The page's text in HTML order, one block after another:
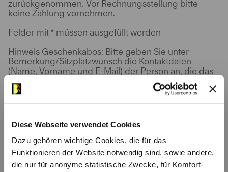
Diese Webseite verwendet Cookies
Dazu gehören wichtige Cookies, die für das
Funktionieren der Website notwendig sind, sowie andere,
die nur für anonyme statistische Zwecke, für Komfort-
zurückgenommen. Vor Rechnungsstellung bitte
keine Zahlung vornehmen.
Felder mit * müssen ausgefüllt werden
Hinweis Geschenkabos: Bitte geben Sie unter
Bemerkung/Sitzplatzwunsch die Kontaktdaten
(Name, Vorname und E-Mail) der Person an, die das
Abo erhalten wird, damit das Geschenkabonnement
auch im Webshop eingelöst werden kann.
Vorname/Name